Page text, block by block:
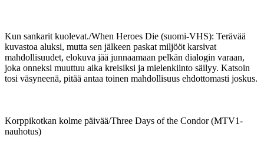
Kun sankarit kuolevat./When Heroes Die (suomi-VHS): Terävää
kuvastoa aluksi, mutta sen jälkeen paskat miljööt karsivat
mahdollisuudet, elokuva jää junnaamaan pelkän dialogin varaan,
joka onneksi muuttuu aika kreisiksi ja mielenkiinto säilyy. Katsoin
tosi väsyneenä, pitää antaa toinen mahdollisuus ehdottomasti joskus.
Korppikotkan kolme päivää/Three Days of the Condor (MTV1-
nauhotus)